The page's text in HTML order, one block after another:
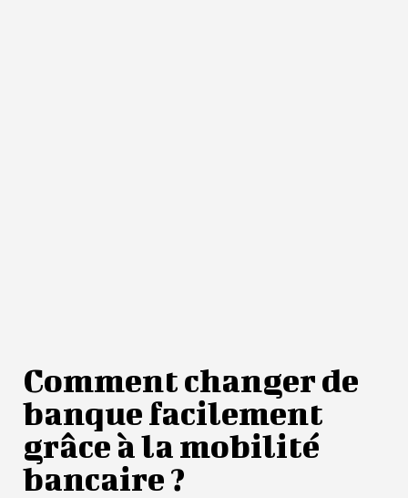
Comment changer de
banque facilement
grâce à la mobilité
bancaire ?